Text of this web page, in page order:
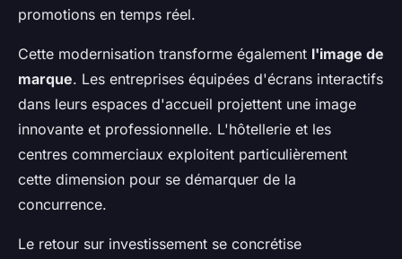
promotions en temps réel.
Cette modernisation transforme également l'image de
marque. Les entreprises équipées d'écrans interactifs
dans leurs espaces d'accueil projettent une image
innovante et professionnelle. L'hôtellerie et les
centres commerciaux exploitent particulièrement
cette dimension pour se démarquer de la
concurrence.
Le retour sur investissement se concrétise